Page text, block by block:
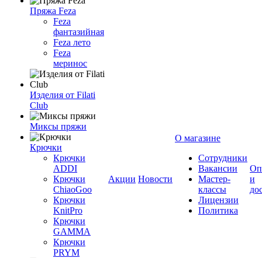
Пряжа Feza
Feza
фантазийная
Feza лето
Feza
меринос
Изделия от Filati
Club
Миксы пряжи
Крючки
Крючки
ADDI
Крючки
ChiaoGoo
Крючки
KnitPro
Крючки
GAMMA
Крючки
PRYM
Акции Новости
О магазине
Сотрудники
Вакансии
Мастер-
классы
Лицензии
Политика
и